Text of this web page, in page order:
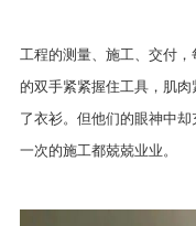
工程的测量、施工、交付
的双手紧紧握住工具，肌
了衣衫。但他们的眼神中
一次的施工都兢兢业业。